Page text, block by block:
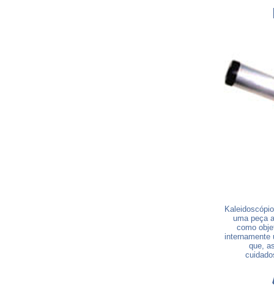
uma peça
como
internamente
que,